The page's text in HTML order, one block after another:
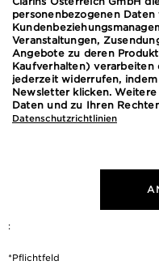
personenbezogenen
Veranstaltungen,
Angebote zu deren
Kaufverhalten) verarbeiten
jederzeit widerrufen,
Newsletter klicken.
Daten und zu Ihren
Datenschutzrichtlinien
:
*Pflichtfeld